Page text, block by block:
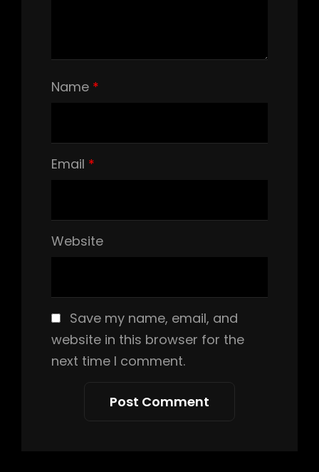
Name *
Email *
Website
Save my name, email, and
website in this browser for the
next time I comment.